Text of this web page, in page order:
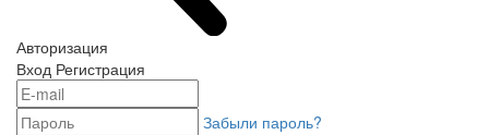
Авторизация
Вход Регистрация
Забыли пароль?